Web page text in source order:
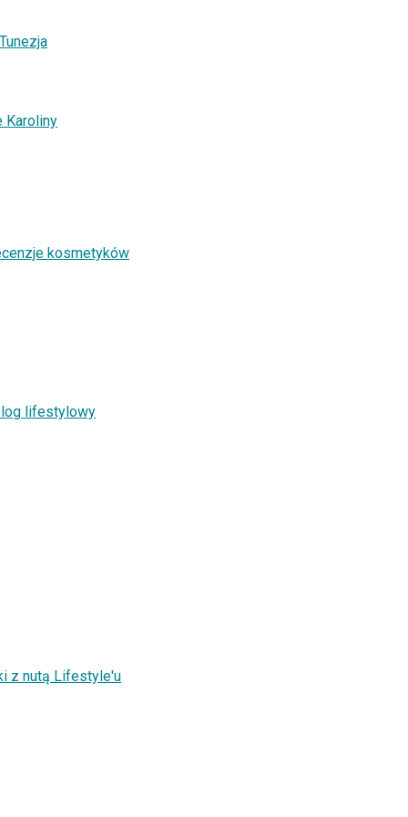
Karoliny
kosmetyków
lifestylowy
z nutą Lifestyle'u